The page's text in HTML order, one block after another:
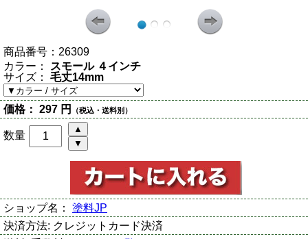
商品番号： 26309
カラー：
スモール ４インチ
サイズ：
毛丈14mm
価格： 297 円 （税込・送料別）
数量
ショップ名： 塗料JP
決済方法: クレジットカード決済